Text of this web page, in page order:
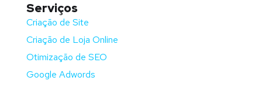
Serviços
Criação de Site
Criação de Loja Online
Otimização de SEO
Google Adwords